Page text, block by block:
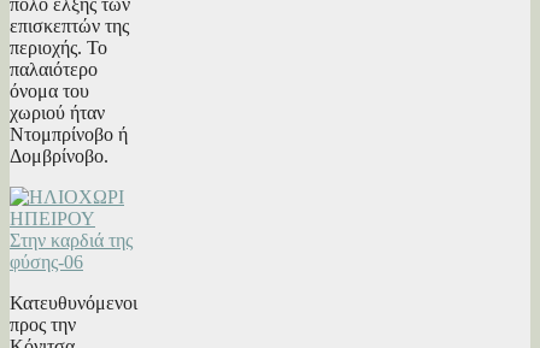
επισκεπτών της
περιοχής. Το
παλαιότερο
όνομα του
χωριού ήταν
Ντομπρίνοβο ή
Δομβρίνοβο.
Κατευθυνόμενοι
προς την